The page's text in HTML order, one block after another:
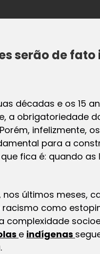
serão de
décadas e os 15
a obrigatoriedade
infelizmente,
para a
fica é: quando
últimos meses,
como
complexidade
e indígenas